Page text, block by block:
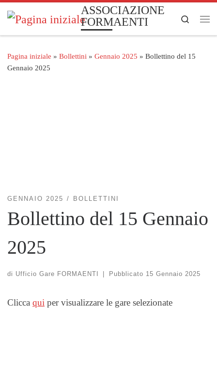
Passa al contenuto
ASSOCIAZIONE
FORMAENTI
Search
Pagina iniziale » Bollettini » Gennaio 2025 » Bollettino del 15
Gennaio 2025
GENNAIO 2025 BOLLETTINI
Bollettino del 15 Gennaio
2025
di Ufficio Gare FORMAENTI | Pubblicato 15 Gennaio 2025
Clicca qui per visualizzare le gare selezionate